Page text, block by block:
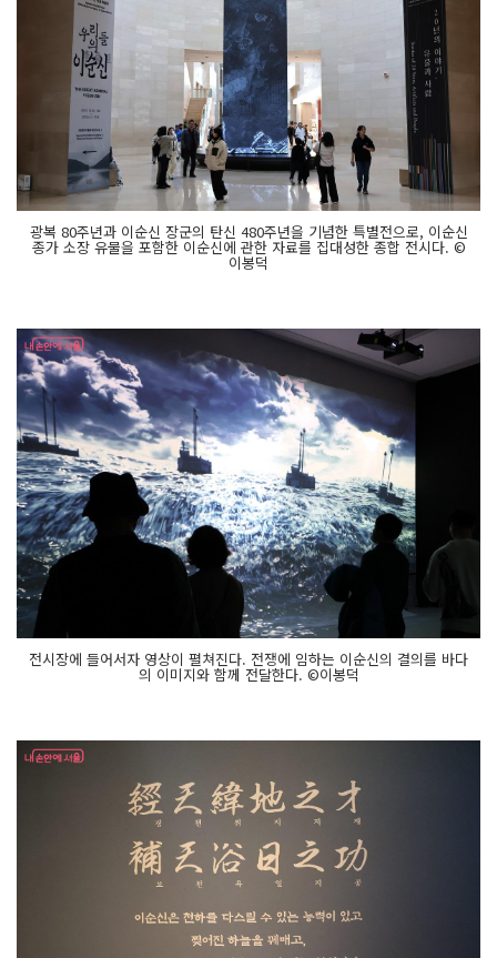
광복 80주년과 이순신 장군의 탄신 480주년을 기념한 특별전으로, 이순신
종가 소장 유물을 포함한 이순신에 관한 자료를 집대성한 종합 전시다. ©
이봉덕
전시장에 들어서자 영상이 펼쳐진다. 전쟁에 임하는 이순신의 결의를 바다
의 이미지와 함께 전달한다. ©이봉덕